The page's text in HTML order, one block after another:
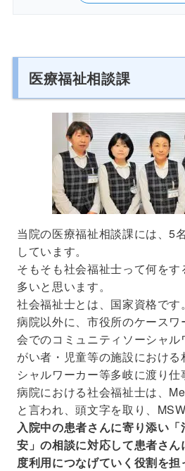
医療福祉相談課
当院の医療福祉相談課には、5
しています。
そもそも社会福祉士って何を
多いと思います。
社会福祉士とは、国家資格です。
病院以外に、市役所のケース
会でのコミュニティソーシャ
がい者・児童等の施設におけ
シャルワーカー等多岐に渡り仕
病院における社会福祉士は、
と言われ、頭文字を取り、
入院中の患者さんに寄り添い
安」の相談に対応して患者さ
度利用につなげていく役割を担